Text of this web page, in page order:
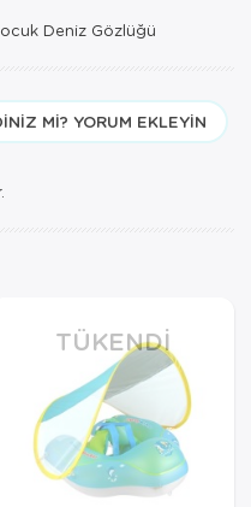
Deniz Gözlüğü
MI? YORUM EKLEYIN
TÜKENDI